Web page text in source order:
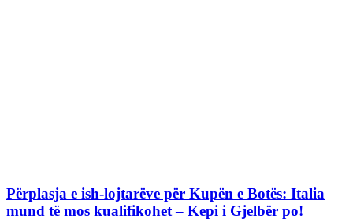
Përplasja e ish-lojtarëve për Kupën e Botës: Italia
mund të mos kualifikohet – Kepi i Gjelbër po!